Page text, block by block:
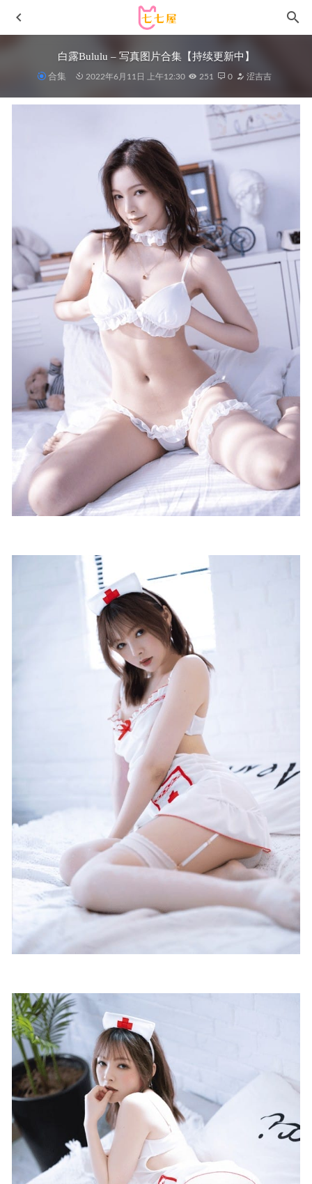
白露Bululu – 写真图片合集【持续更新中】
合集 2022年6月11日 上午12:30 251 0 涩吉吉
水淼aqua – NO.147 豹纹兔女郎[37P-40MB] 2023-06-07
ZinieQ – Overwatch DVA Swimsuit[11P-362.2M]
2025-10-24
[Xiuren秀人网]2024.03.11 NO.8209 奶茶味的包子
[75+1P/642MB]
2025-04-14
纸悦Etsu_ko – NO.41 番茄酱 温泉[50P-606MB]
半半子 – NO.100 &面饼仙儿 少女幻想の刻 [79P-567MB]
2026-02-01